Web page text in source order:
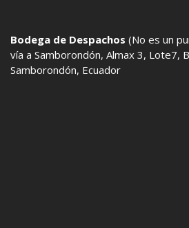
Bodega de Despachos (No es un
vía a Samborondón, Almax 3, Lote7,
Samborondón, Ecuador